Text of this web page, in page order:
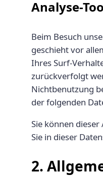
Analyse-
Beim Besuch
geschieht vor
Ihres Surf-
zurückverfolgt
Nichtbenutzung
der folgenden
Sie können
Sie in dieser
2.